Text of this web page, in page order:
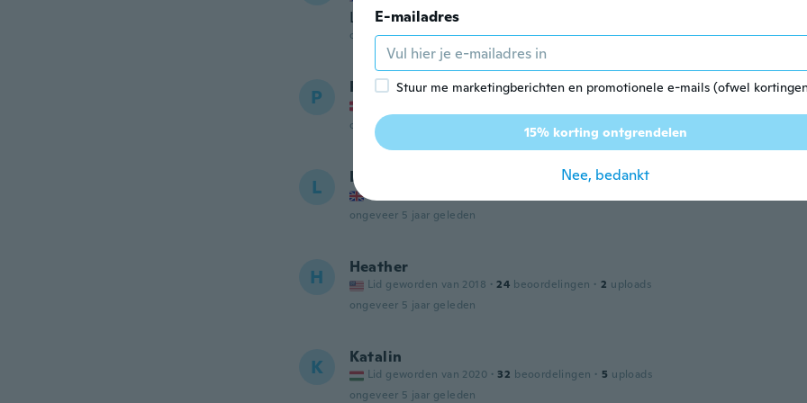
Love it
ongeveer 5 jaar geleden
P Pernille
ongeveer 5 jaar geleden
L Lyndsay
ongeveer 5 jaar geleden
H Heather
Lid geworden van 2018 · 24 beoordelingen · 2 uploads
ongeveer 5 jaar geleden
K Katalin
Lid geworden van 2020 · 32 beoordelingen · 5 uploads
ongeveer 5 jaar geleden
E-mailadres
Stuur me marketingberichten en promotionele e-mails (ofwel
15% korting ontgrendelen
Nee, bedankt